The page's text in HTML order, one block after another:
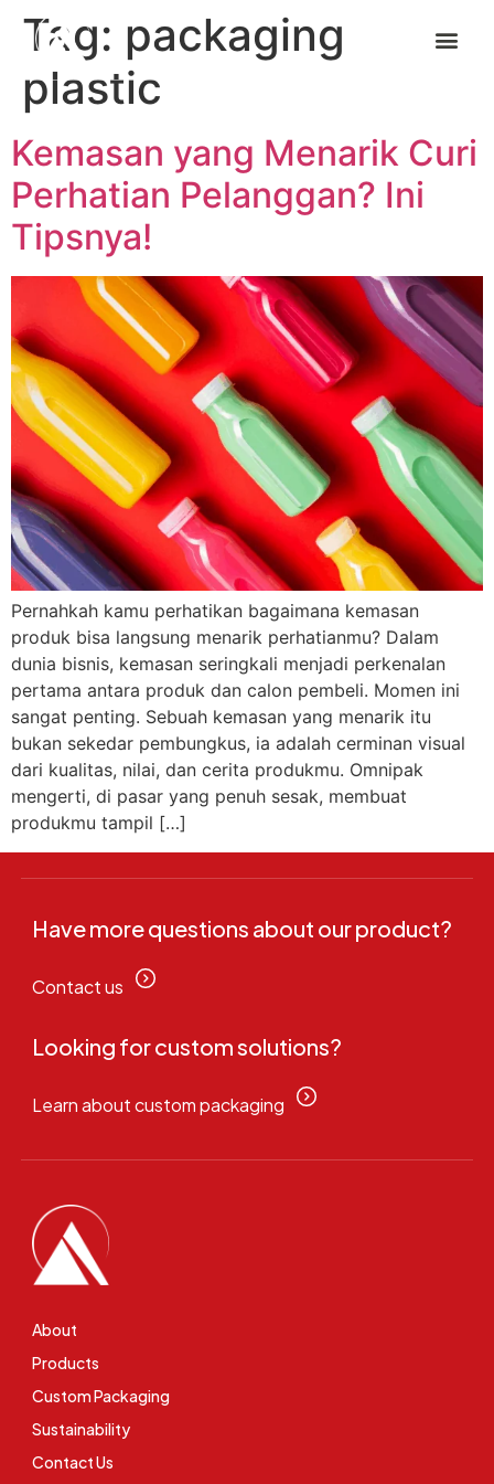
Tag: packaging
plastic
Kemasan yang Menarik Curi
Perhatian Pelanggan? Ini
Tipsnya!
Pernahkah kamu perhatikan bagaimana kemasan
produk bisa langsung menarik perhatianmu? Dalam
dunia bisnis, kemasan seringkali menjadi perkenalan
pertama antara produk dan calon pembeli. Momen ini
sangat penting. Sebuah kemasan yang menarik itu
bukan sekedar pembungkus, ia adalah cerminan visual
dari kualitas, nilai, dan cerita produkmu. Omnipak
mengerti, di pasar yang penuh sesak, membuat
produkmu tampil […]
Have more questions about our product?
Contact us
Looking for custom solutions?
Learn about custom packaging
About
Products
Custom Packaging
Sustainability
Contact Us